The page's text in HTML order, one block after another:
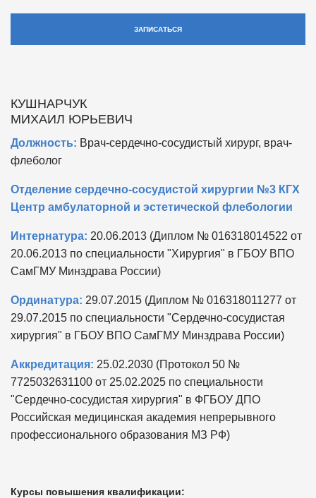
ЗАПИСАТЬСЯ
КУШНАРЧУК
МИХАИЛ ЮРЬЕВИЧ
Должность: Врач-сердечно-сосудистый хирург, врач-
флеболог
Отделение сердечно-сосудистой хирургии №3 КГХ
Центр амбулаторной и эстетической флебологии
Интернатура: 20.06.2013 (Диплом № 016318014522 от
20.06.2013 по специальности "Хирургия" в ГБОУ ВПО
СамГМУ Минздрава России)
Ординатура: 29.07.2015 (Диплом № 016318011277 от
29.07.2015 по специальности "Сердечно-сосудистая
хирургия" в ГБОУ ВПО СамГМУ Минздрава России)
Аккредитация: 25.02.2030 (Протокол 50 №
7725032631100 от 25.02.2025 по специальности
"Сердечно-сосудистая хирургия" в ФГБОУ ДПО
Российская медицинская академия непрерывного
профессионального образования МЗ РФ)
Курсы повышения квалификации: